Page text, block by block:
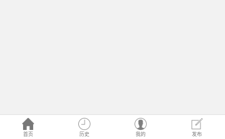
首页 历史 我的 发布